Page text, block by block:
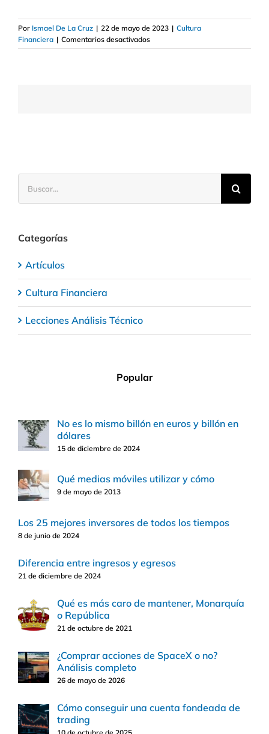
Por Ismael De La Cruz | 22 de mayo de 2023 | Cultura
Financiera | Comentarios desactivadosen
Qué
Categorías
Artículos
Cultura Financiera
Lecciones Análisis Técnico
Popular
No es lo mismo billón en euros y billón en
dólares
15 de diciembre de 2024
Qué medias móviles utilizar y cómo
9 de mayo de 2013
Los 25 mejores inversores de todos los tiempos
8 de junio de 2024
Diferencia entre ingresos y egresos
21 de diciembre de 2024
Qué es más caro de mantener, Monarquía
o República
21 de octubre de 2021
¿Comprar acciones de SpaceX o no?
Análisis completo
26 de mayo de 2026
Cómo conseguir una cuenta fondeada de
trading